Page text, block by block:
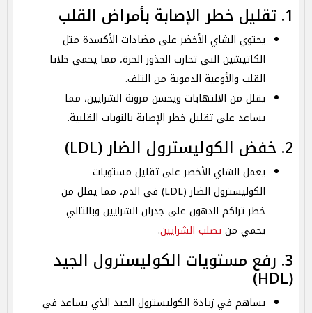
1. تقليل خطر الإصابة بأمراض القلب
يحتوي الشاي الأخضر على مضادات الأكسدة مثل
الكاتيشين التي تحارب الجذور الحرة، مما يحمي خلايا
القلب والأوعية الدموية من التلف.
يقلل من الالتهابات ويحسن مرونة الشرايين، مما
يساعد على تقليل خطر الإصابة بالنوبات القلبية.
2. خفض الكوليسترول الضار (LDL)
يعمل الشاي الأخضر على تقليل مستويات
الكوليسترول الضار (LDL) في الدم، مما يقلل من
خطر تراكم الدهون على جدران الشرايين وبالتالي
يحمي منتصلب الشرايين.
3. رفع مستويات الكوليسترول الجيد
(HDL)
يساهم في زيادة الكوليسترول الجيد الذي يساعد في